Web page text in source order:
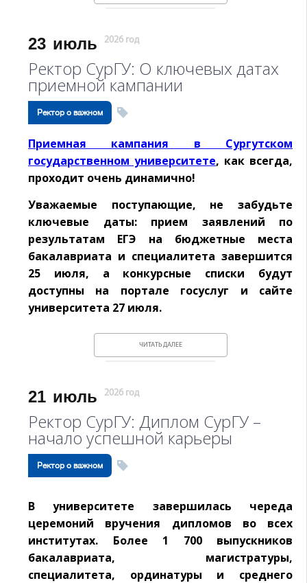
23 июль 2026 год
Ректор СурГУ: О ключевых датах
приемной кампании
Ректор о важном
Приемная кампания в Сургутском
государственном университете, как всегда,
проходит очень динамично!
Уважаемые поступающие, не забудьте
ключевые даты: прием заявлений по
результатам ЕГЭ на бюджетные места
бакалавриата и специалитета завершится
25 июля, а конкурсные списки будут
доступны на портале госуслуг и сайте
университета 27 июля.
ЧИТАТЬ ДАЛЕЕ
21 июль 2026 год
Ректор СурГУ: Диплом СурГУ –
начало успешной карьеры
Ректор о важном
В университете завершилась череда
церемоний вручения дипломов во всех
институтах. Более 1 700 выпускников
бакалавриата, магистратуры,
специалитета, ординатуры и среднего